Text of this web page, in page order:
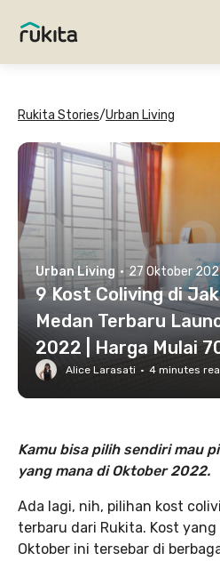
Rukita Stories/Urban Living
Urban Living · 27 Oktober
9 Kost Coliving di
Medan Terbaru
2022 | Harga Mulai
Alice Larasati · 4 minutes
Kamu bisa pilih sendiri mau
yang mana di Oktober 2022.
Ada lagi, nih, pilihan kost
terbaru dari Rukita. Kost
Oktober ini tersebar di